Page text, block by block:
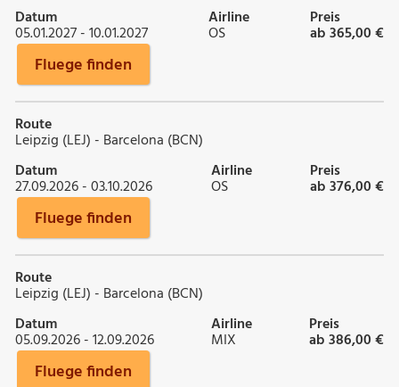
Datum
05.01.2027 - 10.01.2027
Airline
OS
Preis
ab 365,00 €
Fluege finden
Route
Leipzig (LEJ) - Barcelona (BCN)
Datum
27.09.2026 - 03.10.2026
Airline
OS
Preis
ab 376,00 €
Fluege finden
Route
Leipzig (LEJ) - Barcelona (BCN)
Datum
05.09.2026 - 12.09.2026
Airline
MIX
Preis
ab 386,00 €
Fluege finden